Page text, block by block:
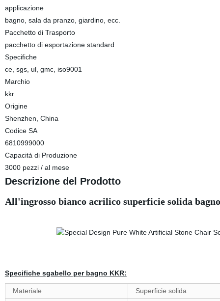
applicazione
bagno, sala da pranzo, giardino, ecc.
Pacchetto di Trasporto
pacchetto di esportazione standard
Specifiche
ce, sgs, ul, gmc, iso9001
Marchio
kkr
Origine
Shenzhen, China
Codice SA
6810999000
Capacità di Produzione
3000 pezzi / al mese
Descrizione del Prodotto
All'ingrosso bianco acrilico superficie solida
Specifiche sgabello per bagno KKR:
Materiale Superficie solida